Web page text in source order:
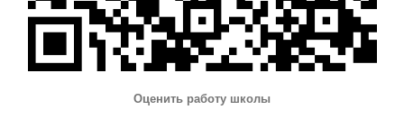
Оценить работу школы